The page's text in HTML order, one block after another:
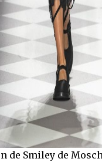
de Smiley de